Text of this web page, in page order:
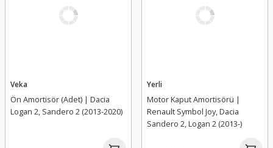
Veka
Ön Amortisör (Adet) | Dacia
Logan 2, Sandero 2 (2013-2020)
Yerli
Motor Kaput Amortisörü |
Renault Symbol Joy, Dacia
Sandero 2, Logan 2 (2013-)